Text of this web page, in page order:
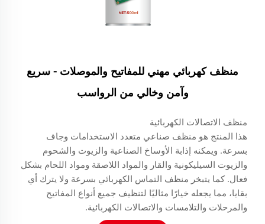
منظف كهربائي مهني للمفاتيح والموصلات - سريع
وآمن وخالي من الرواسب
منظف الاتصالات الكهربائية
هذا المنتج هو منظف صناعي متعدد الاستخدامات وجاف
بسرعة. ويمكنه إذابة الأوساخ الصناعية والزيوت والشحوم
والزيوت السيليكونية والقار والمواد اللاصقة ومواد اللحام بشكل
فعال. كما يتبخر منظف التماس الكهربائي بسرعة ولا يترك أي
بقايا، مما يجعله خيارًا مثاليًا لتنظيف جميع أنواع المفاتيح
والمرحلات والتلامسات والاتصالات الكهربائية.